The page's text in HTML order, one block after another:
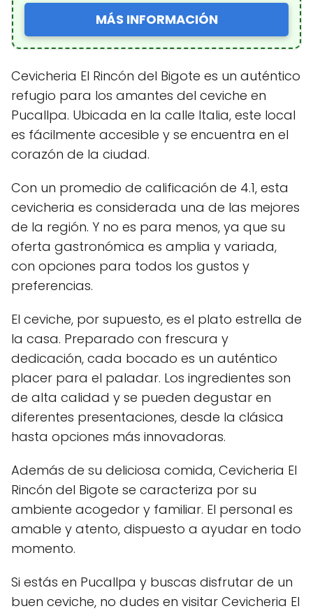
MÁS INFORMACIÓN
Cevicheria El Rincón del Bigote es un auténtico
refugio para los amantes del ceviche en
Pucallpa. Ubicada en la calle Italia, este local
es fácilmente accesible y se encuentra en el
corazón de la ciudad.
Con un promedio de calificación de 4.1, esta
cevicheria es considerada una de las mejores
de la región. Y no es para menos, ya que su
oferta gastronómica es amplia y variada,
con opciones para todos los gustos y
preferencias.
El ceviche, por supuesto, es el plato estrella de
la casa. Preparado con frescura y
dedicación, cada bocado es un auténtico
placer para el paladar. Los ingredientes son
de alta calidad y se pueden degustar en
diferentes presentaciones, desde la clásica
hasta opciones más innovadoras.
Además de su deliciosa comida, Cevicheria El
Rincón del Bigote se caracteriza por su
ambiente acogedor y familiar. El personal es
amable y atento, dispuesto a ayudar en todo
momento.
Si estás en Pucallpa y buscas disfrutar de un
buen ceviche, no dudes en visitar Cevicheria El